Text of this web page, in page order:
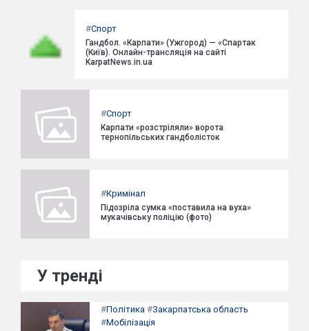
#Спорт
Гандбол. «Карпати» (Ужгород) — «Спартак
(Київ). Онлайн-трансляція на сайті
KarpatNews.in.ua
#Спорт
Карпати «розстріляли» ворота
тернопільських гандболісток
#Кримінал
Підозріла сумка «поставила на вуха»
мукачівську поліцію (фото)
У тренді
#Політика #Закарпатська область
#Мобілізація